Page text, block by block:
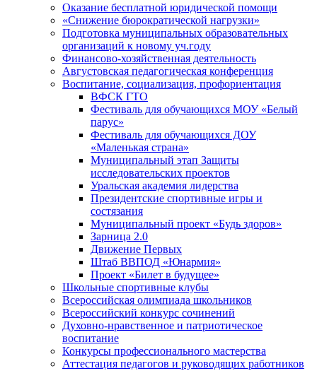
Оказание бесплатной юридической помощи
«Снижение бюрократической нагрузки»
Подготовка муниципальных образовательных
организаций к новому уч.году
Финансово-хозяйственная деятельность
Августовская педагогическая конференция
Воспитание, социализация, профориентация
ВФСК ГТО
Фестиваль для обучающихся МОУ «Белый
парус»
Фестиваль для обучающихся ДОУ
«Маленькая страна»
Муниципальный этап Защиты
исследовательских проектов
Уральская академия лидерства
Президентские спортивные игры и
состязания
Муниципальный проект «Будь здоров»
Зарница 2.0
Движение Первых
Штаб ВВПОД «Юнармия»
Проект «Билет в будущее»
Школьные спортивные клубы
Всероссийская олимпиада школьников
Всероссийский конкурс сочинений
Духовно-нравственное и патриотическое
воспитание
Конкурсы профессионального мастерства
Аттестация педагогов и руководящих работников